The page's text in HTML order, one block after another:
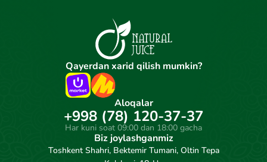
Qayerdan xarid qilish mumkin?
Aloqalar
+998 (78) 120-37-37
Har kuni soat 09:00 dan 18:00 gacha
Biz joylashganmiz
Toshkent Shahri, Bektemir Tumani, Oltin Tepa